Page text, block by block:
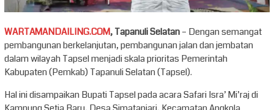
WARTAMANDAILING.COM, Tapanuli Selatan– Dengan semangat
pembangunan berkelanjutan, pembangunan jalan dan jembatan
dalam wilayah Tapsel menjadi skala prioritas Pemerintah
Kabupaten (Pemkab) Tapanuli Selatan (Tapsel).
Hal ini disampaikan Bupati Tapsel pada acara Safari Isra’ Mi’raj di